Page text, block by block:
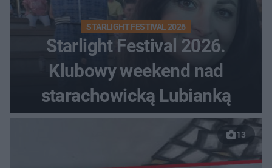
STARLIGHT FESTIVAL 2026
Starlight Festival 2026.
Klubowy weekend nad
starachowicką Lubianką
13